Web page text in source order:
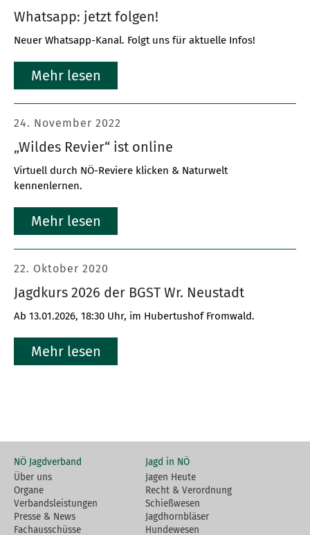
Whatsapp: jetzt folgen!
Neuer Whatsapp-Kanal. Folgt uns für aktuelle Infos!
Mehr lesen
„Wildes Revier“ ist online
Virtuell durch NÖ-Reviere klicken & Naturwelt
kennenlernen.
24. November 2022
Mehr lesen
Jagdkurs 2026 der BGST Wr. Neustadt
Ab 13.01.2026, 18:30 Uhr, im Hubertushof Fromwald.
22. Oktober 2020
Mehr lesen
NÖ Jagdverband
Über uns
Organe
Verbandsleistungen
Presse & News
Fachausschüsse
Jagd in NÖ
Jagen Heute
Recht & Verordnung
Schießwesen
Jagdhornbläser
Hundewesen